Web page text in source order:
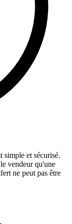
simple et sécurisé.
vendeur qu'une
ne peut pas être